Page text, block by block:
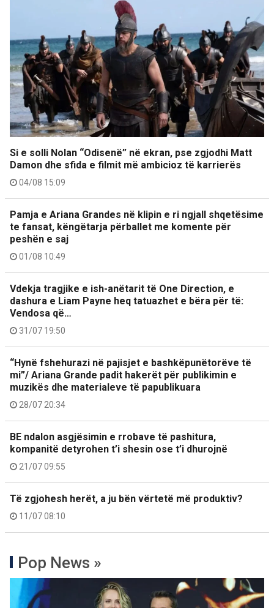
Si e solli Nolan “Odisenë” në ekran, pse zgjodhi Matt
Damon dhe sfida e filmit më ambicioz të karrierës
04/08 15:09
Pamja e Ariana Grandes në klipin e ri ngjall shqetësime
te fansat, këngëtarja përballet me komente për
peshën e saj
01/08 10:49
Vdekja tragjike e ish-anëtarit të One Direction, e
dashura e Liam Payne heq tatuazhet e bëra për të:
Vendosa që…
31/07 19:50
“Hynë fshehurazi në pajisjet e bashkëpunëtorëve të
mi”/ Ariana Grande padit hakerët për publikimin e
muzikës dhe materialeve të papublikuara
28/07 20:34
BE ndalon asgjësimin e rrobave të pashitura,
kompanitë detyrohen t’i shesin ose t’i dhurojnë
21/07 09:55
Të zgjohesh herët, a ju bën vërtetë më produktiv?
11/07 08:10
Pop News »